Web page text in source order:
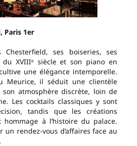
Paris 1er
Chesterfield, ses boiseries, ses
XVIIIᵉ siècle et son piano en
une élégance intemporelle.
Meurice, il séduit une clientèle
atmosphère discrète, loin de
Les cocktails classiques y sont
tandis que les créations
à l’histoire du palace.
un rendez-vous d’affaires face au